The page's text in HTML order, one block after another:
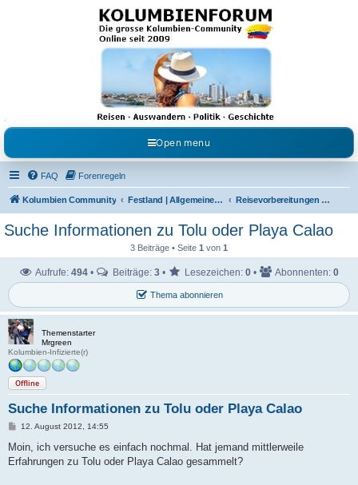
Kolumbienforum - Das
grosse Forum der
Freunde Kolumbiens
Reisen, Auswandern, Kultur, Politik, Geschichte und Visum in Kolumbien und Venezuela.
Austausch, Erfahrungen und Gemeinschaft im Kolumbienforum
Open menu
FAQ Forenregeln
Kolumbien Community Festland | Allgemeine Fragen Reisevorbereitungen & Reiseerfahrungen
Suche Informationen zu Tolu oder Playa Calao
3 Beiträge • Seite 1 von 1
Thema abonnieren
Aufrufe: 494 • Beiträge: 3 • Lesezeichen: 0 • Abonnenten: 0
Themenstarter
Mrgreen
Kolumbien-Infizierte(r)
Offline
Suche Informationen zu Tolu oder Playa Calao
B
i
r
12. August 2012, 14:55
Moin, ich versuche es einfach nochmal. Hat jemand mittlerweile
Erfahrungen zu Tolu oder Playa Calao gesammelt?